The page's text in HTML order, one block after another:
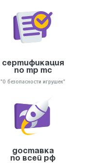
Сертификация
по тр тс
"О безопасности игрушек"
Доставка
по всей РФ